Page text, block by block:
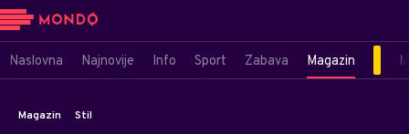
Naslovna Najnovije Info Sport Zabava Magazin
Magazin Stil